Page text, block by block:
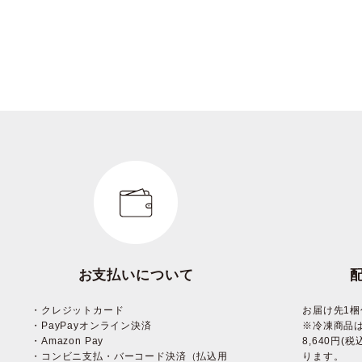
お支払いについて
・クレジットカード
・PayPayオンライン決済
・Amazon Pay
・コンビニ支払・バーコード決済（払込用
お届け先1
※冷凍商品
8,640円(税
ります。